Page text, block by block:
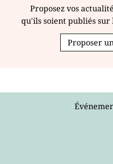
Proposez vos
qu'ils soient publiés sur
Proposer